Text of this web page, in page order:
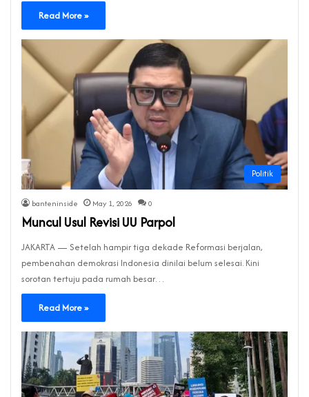
Read More »
Politik
banteninside May 1, 2026 0
Muncul Usul Revisi UU Parpol
JAKARTA — Setelah hampir tiga dekade Reformasi berjalan,
pembenahan demokrasi Indonesia dinilai belum selesai. Kini
sorotan tertuju pada rumah besar…
Read More »